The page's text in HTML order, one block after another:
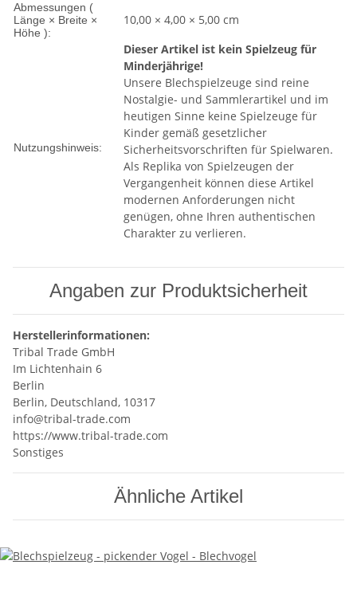
Abmessungen (
Länge × Breite ×
Höhe ):
10,00 × 4,00 × 5,00 cm
Nutzungshinweis:
Dieser Artikel ist kein Spielzeug für
Minderjährige!
Unsere Blechspielzeuge sind reine
Nostalgie- und Sammlerartikel und im
heutigen Sinne keine Spielzeuge für
Kinder gemäß gesetzlicher
Sicherheitsvorschriften für Spielwaren.
Als Replika von Spielzeugen der
Vergangenheit können diese Artikel
modernen Anforderungen nicht
genügen, ohne Ihren authentischen
Charakter zu verlieren.
Angaben zur Produktsicherheit
Herstellerinformationen:
Tribal Trade GmbH
Im Lichtenhain 6
Berlin
Berlin, Deutschland, 10317
info@tribal-trade.com
https://www.tribal-trade.com
Sonstiges
Ähnliche Artikel